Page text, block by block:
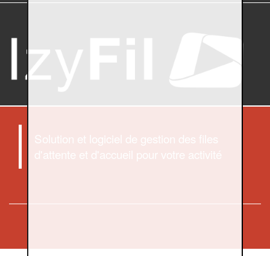
Solution et logiciel de gestion des files
d'attente et d'accueil pour votre activité